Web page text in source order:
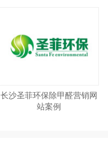
长沙圣菲环保除甲醛营销网
站案例